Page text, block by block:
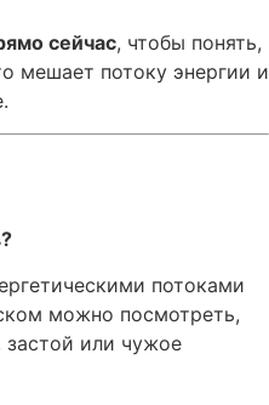
сейчас, чтобы понять,
мешает потоку энергии и
потоками
можно посмотреть,
застой или чужое